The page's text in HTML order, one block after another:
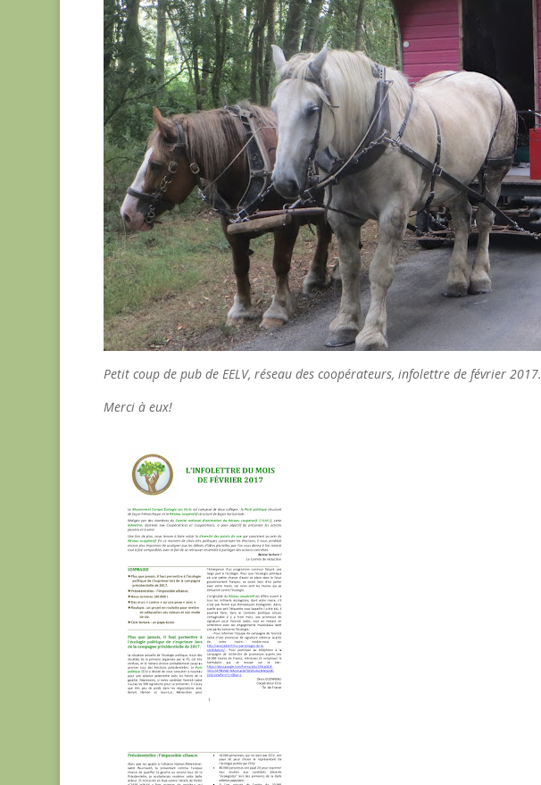
Petit coup de pub de EELV, réseau des coopérateurs, infolettre de février 2017.
Merci à eux!